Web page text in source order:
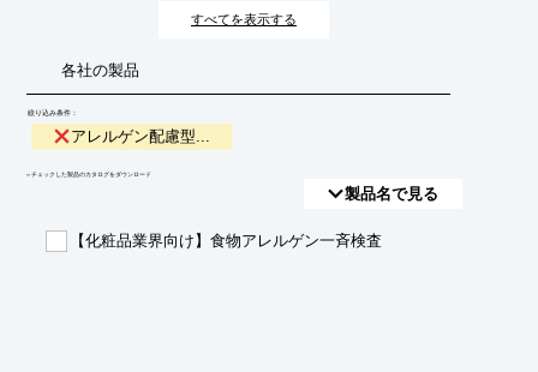
受け入れから調合、充填、包装に至るまで、アレルゲン管理
を徹底し、安全で高品質な製品を提供することを目的として
すべてを表示する
各社の製品
絞り込み条件：
アレルゲン配慮型...
​▼チェックした製品のカタログをダウンロード
製品名で見る
【化粧品業界向け】食物アレルゲン一斉検査